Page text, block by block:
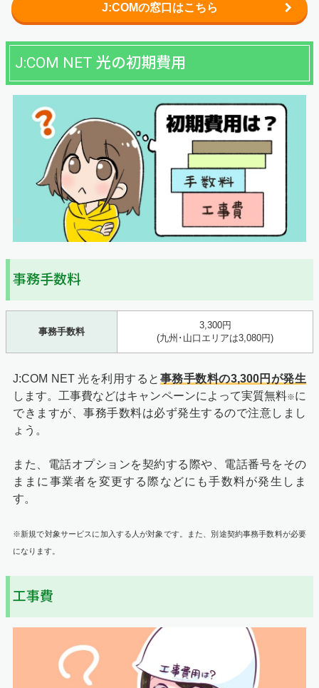
J:COMの窓口はこちら
J:COM NET 光の初期費用
事務手数料
事務手数料
3,300円
(九州･山口エリアは3,080円)
J:COM NET 光を利用すると 事務手数料の3,300円が発生
します。工事費などはキャンペーンによって実質無料※に
できますが、事務手数料は必ず発生するので注意しまし
ょう。
また、電話オプションを契約する際や、電話番号をその
ままに事業者を変更する際などにも手数料が発生しま
す。
※新規で対象サービスに加入する人が対象です。また、別途契約事務手数料が必要
になります。
工事費